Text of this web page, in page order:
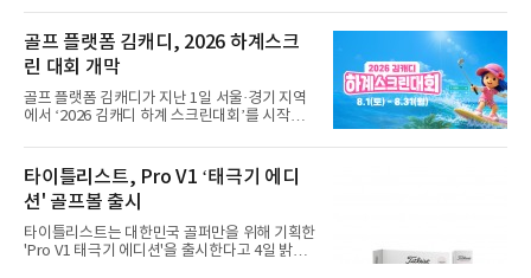
다. 시드권자와 예선통과자, 신인 및 초청 선수,
오프라인 예선전을 통해 선발
리CC에서 열린다. 유소년 골프 저변을 넓히기
위해 2024년 시작돼 올해 3년 연속 개최되는 행
사다.참가 규모는 프로 20명과 유소년 60명. 올
시즌 상반기 우승자인 문동현, 최찬, 오승택, 이
상엽 등이 이름을 올렸다.운영 방식이 특징적이
다. 프로 1명과 유소년 3명이 한 팀을 이뤄 18홀
코스 플레이와 쇼트 게임을 훈련하고, 멘토와 대
어 설렌다"고 밝혔다.이번 캠프는 문화체육관광
부와 국민체육진흥공단의
골프 플랫폼 김캐디, 2026 하계스크
린 대회 개막
골프 플랫폼 김캐디가 지난 1일 서울·경기 지역
에서 ‘2026 김캐디 하계 스크린대회’를 시작했
캐디 앱 이용자라면 무료로 참여할 수 있다. 김캐
디 앱에서 대회 참가 신청 후 지도에서 공식 참여
매장을 확인하고 예약하면 된다. 공식 참여 매장
에서 총 3개의 지정 코스 중 원하는 코스를 플레
이하면 대회 기록이 자동으로 반영된다. 앱 내 리
더보드에서는 자신의 스코어와 현재 순위를 실
시간으로 확인할 수 있다. 김캐디는 이번 대회를
타이틀리스트, Pro V1 ‘태극기 에디
션' 골프볼 출시
타이틀리스트는 대한민국 골퍼만을 위해 기획한
'Pro V1 태극기 에디션'을 출시한다고 4일 밝혔